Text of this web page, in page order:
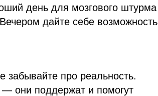
день для мозгового штурма
дайте себе возможность
забывайте про реальность.
они поддержат и помогут